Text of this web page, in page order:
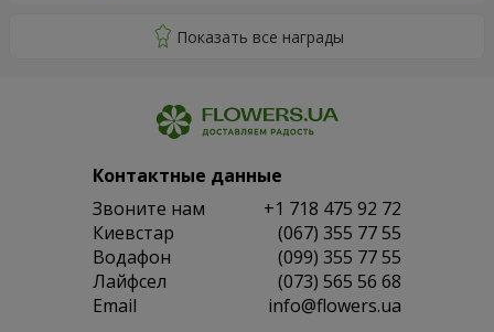
Контактные данные
Звоните нам
+1 718 475 92 72
Киевстар
(067) 355 77 55
Водафон
(099) 355 77 55
Лайфсел
(073) 565 56 68
Email
info@flowers.ua